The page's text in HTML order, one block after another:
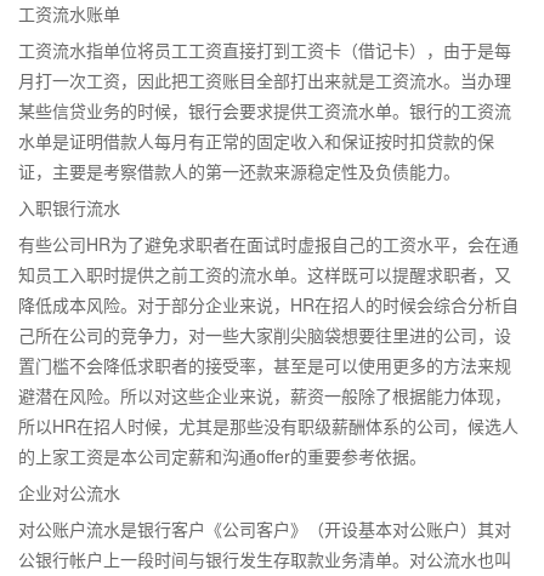
工资流水账单
工资流水指单位将员工工资直接打到工资卡（借记卡），由于是每
月打一次工资，因此把工资账目全部打出来就是工资流水。当办理
某些信贷业务的时候，银行会要求提供工资流水单。银行的工资流
水单是证明借款人每月有正常的固定收入和保证按时扣贷款的保
证，主要是考察借款人的第一还款来源稳定性及负债能力。
入职银行流水
有些公司HR为了避免求职者在面试时虚报自己的工资水平，会在通
知员工入职时提供之前工资的流水单。这样既可以提醒求职者，又
降低成本风险。对于部分企业来说，HR在招人的时候会综合分析自
己所在公司的竞争力，对一些大家削尖脑袋想要往里进的公司，设
置门槛不会降低求职者的接受率，甚至是可以使用更多的方法来规
避潜在风险。所以对这些企业来说，薪资一般除了根据能力体现，
所以HR在招人时候，尤其是那些没有职级薪酬体系的公司，候选人
的上家工资是本公司定薪和沟通offer的重要参考依据。
企业对公流水
对公账户流水是银行客户《公司客户》（开设基本对公账户）其对
公银行帐户上一段时间与银行发生存取款业务清单。对公流水也叫